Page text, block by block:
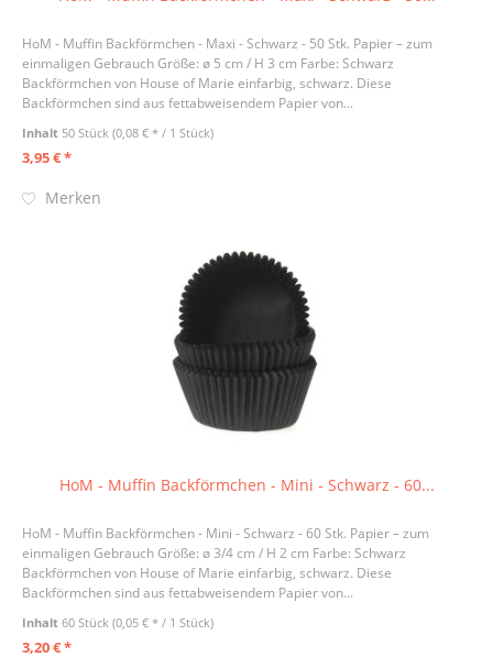
HoM - Muffin Backförmchen - Maxi - Schwarz - 50 Stk. Papier – zum
einmaligen Gebrauch Größe: ø 5 cm / H 3 cm Farbe: Schwarz
Backförmchen von House of Marie einfarbig, schwarz. Diese
Backförmchen sind aus fettabweisendem Papier von...
Inhalt 50 Stück(0,08 € * / 1 Stück)
3,95 € *
Merken
HoM - Muffin Backförmchen - Mini - Schwarz - 60...
HoM - Muffin Backförmchen - Mini - Schwarz - 60 Stk. Papier – zum
einmaligen Gebrauch Größe: ø 3/4 cm / H 2 cm Farbe: Schwarz
Backförmchen von House of Marie einfarbig, schwarz. Diese
Backförmchen sind aus fettabweisendem Papier von...
Inhalt60 Stück(0,05 € * / 1 Stück)
3,20 € *